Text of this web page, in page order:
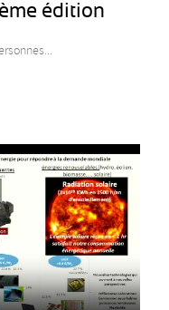
édition